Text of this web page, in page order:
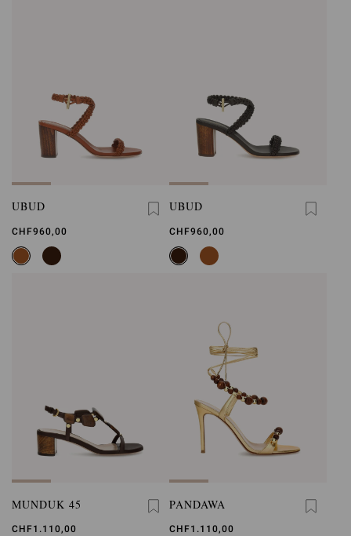
UBUD
CHF960,00
UBUD
CHF960,00
MUNDUK 45
CHF1.110,00
PANDAWA
CHF1.110,00